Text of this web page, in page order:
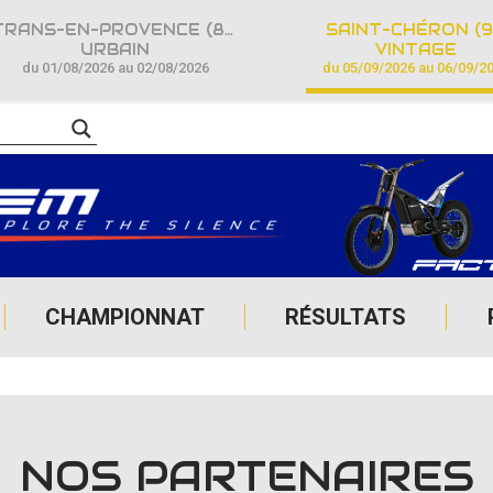
CHAMPIONNAT RÉSULTATS
TRANS-EN-PROVENCE (83)
URBAIN
du 01/08/2026 au 02/08/2026
SAINT-CHÉRON
VINTAGE
du 05/09/2026 au 06/09/
NOS PARTENAIRES